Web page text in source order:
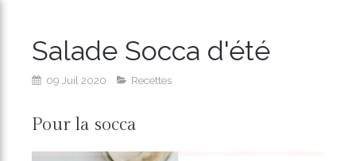
Salade Socca d'été
09 Juil 2020 Recettes
Pour la socca